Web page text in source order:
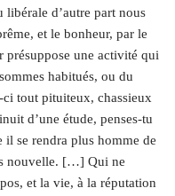
d’autre part nous
et le bonheur, par le
présuppose une activité qui
habitués, ou du
tout pituiteux, chassieux
d’une étude, penses-tu
se rendra plus homme de
nouvelle. […] Qui ne
et la vie, à la réputation